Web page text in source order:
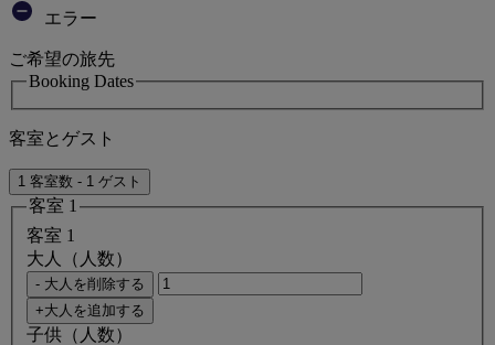
エラー
ご希望の旅先
Booking Dates
客室とゲスト
1 客室数 - 1 ゲスト
客室 1
客室 1
大人（人数）
- 大人を削除する
+大人を追加する
子供（人数）